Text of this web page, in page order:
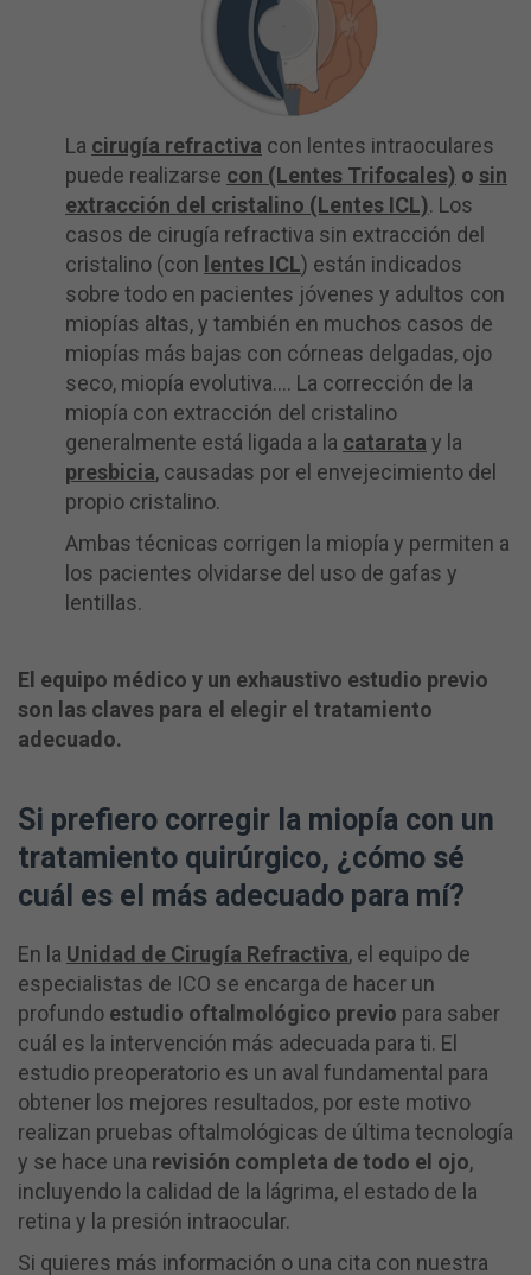
La cirugía refractiva con lentes intraoculares
puede realizarse con (Lentes Trifocales) o sin
extracción del cristalino (Lentes ICL). Los
casos de cirugía refractiva sin extracción del
cristalino (con lentes ICL) están indicados
sobre todo en pacientes jóvenes y adultos con
miopías altas, y también en muchos casos de
miopías más bajas con córneas delgadas, ojo
seco, miopía evolutiva…. La corrección de la
miopía con extracción del cristalino
generalmente está ligada a la catarata y la
presbicia, causadas por el envejecimiento del
propio cristalino.
Ambas técnicas corrigen la miopía y permiten a
los pacientes olvidarse del uso de gafas y
lentillas.
El equipo médico y un exhaustivo estudio previo
son las claves para el elegir el tratamiento
adecuado.
Si prefiero corregir la miopía con un
tratamiento quirúrgico, ¿cómo sé
cuál es el más adecuado para mí?
En la Unidad de Cirugía Refractiva, el equipo de
especialistas de ICO se encarga de hacer un
profundo estudio oftalmológico previo para saber
cuál es la intervención más adecuada para ti. El
estudio preoperatorio es un aval fundamental para
obtener los mejores resultados, por este motivo
realizan pruebas oftalmológicas de última tecnología
y se hace una revisión completa de todo el ojo,
incluyendo la calidad de la lágrima, el estado de la
retina y la presión intraocular.
Si quieres más información o una cita con nuestra